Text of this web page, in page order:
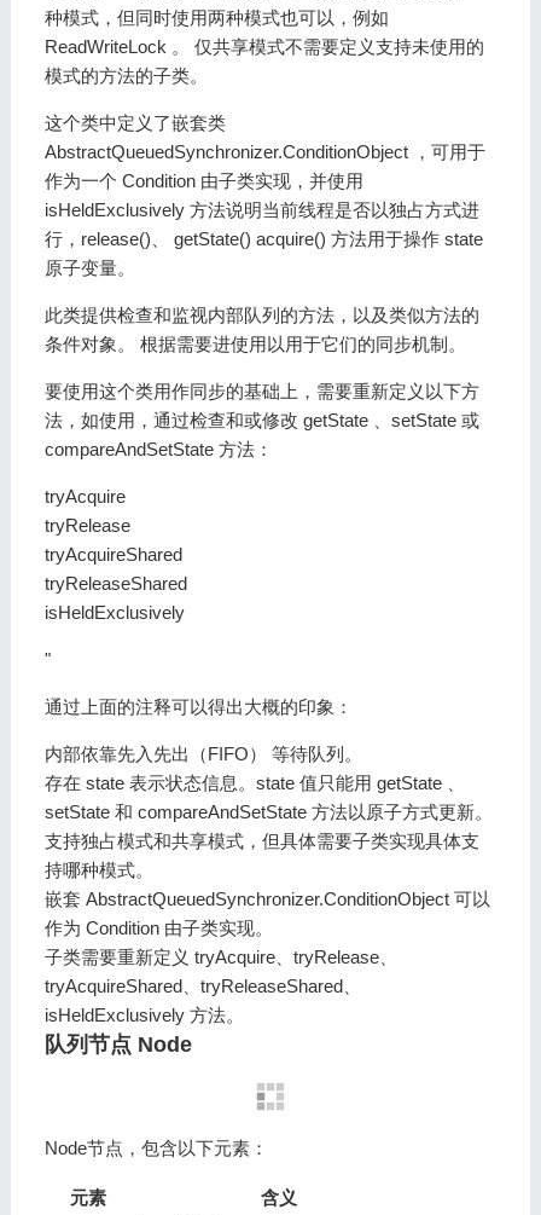
种模式，但同时使用两种模式也可以，例如
ReadWriteLock 。 仅共享模式不需要定义支持未使用的
模式的方法的子类。
这个类中定义了嵌套类
AbstractQueuedSynchronizer.ConditionObject ，可用于
作为一个 Condition 由子类实现，并使用
isHeldExclusively 方法说明当前线程是否以独占方式进
行，release()、 getState() acquire() 方法用于操作 state
原子变量。
此类提供检查和监视内部队列的方法，以及类似方法的
条件对象。 根据需要进使用以用于它们的同步机制。
要使用这个类用作同步的基础上，需要重新定义以下方
法，如使用，通过检查和或修改 getState 、setState 或
compareAndSetState 方法：
tryAcquire
tryRelease
tryAcquireShared
tryReleaseShared
isHeldExclusively
"
通过上面的注释可以得出大概的印象：
内部依靠先入先出（FIFO） 等待队列。
存在 state 表示状态信息。state 值只能用 getState 、
setState 和 compareAndSetState 方法以原子方式更新。
支持独占模式和共享模式，但具体需要子类实现具体支
持哪种模式。
嵌套 AbstractQueuedSynchronizer.ConditionObject 可以
作为 Condition 由子类实现。
子类需要重新定义 tryAcquire、tryRelease、
tryAcquireShared、tryReleaseShared、
isHeldExclusively 方法。
队列节点 Node
Node节点，包含以下元素：
元素
含义